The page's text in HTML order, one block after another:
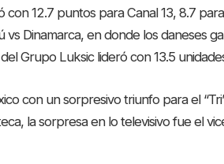
con 12.7 puntos para Canal 13, 8.7
vs Dinamarca, en donde los daneses
Grupo Luksic lideró con 13.5
con un sorpresivo triunfo para el
la sorpresa en lo televisivo fue el